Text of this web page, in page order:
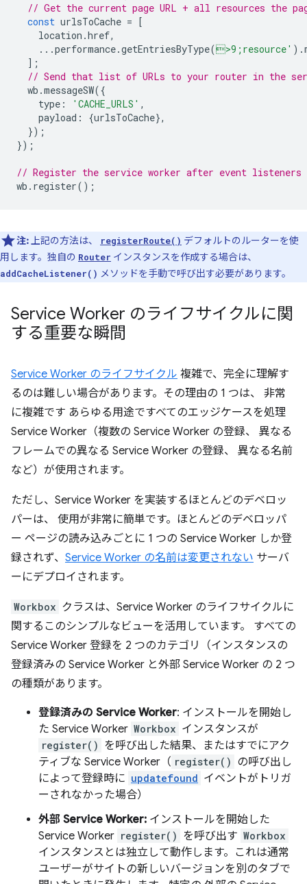
// Get the current page URL + all resources the
const urlsToCache = [
location .href,
...performance.getEntriesByType(>9;resource' ).
];
// Send that list of URLs to your router in the
wb .messageSW({
type : 'CACHE_URLS' ,
payload : {urlsToCache},
});
});
// Register the service worker after event listeners
wb . register();
注:上記の方法は、 registerRoute() デフォルトのルーターを使
用します。独自の Router インスタンスを作成する場合は、
addCacheListener() メソッドを手動で呼び出す必要があります。
Service Worker のライフサイクルに関
する重要な瞬間
Service Worker のライフサイクル 複雑で、完全に理解す
るのは難しい場合があります。その理由の 1 つは、 非常
に複雑です あらゆる用途ですべてのエッジケースを処理
Service Worker（複数の Service Worker の登録、 異なる
フレームでの異なる Service Worker の登録、 異なる名前
など）が使用されます。
ただし、Service Worker を実装するほとんどのデベロッ
パーは、 使用が非常に簡単です。ほとんどのデベロッパ
ー ページの読み込みごとに 1 つの Service Worker しか登
録されず、 Service Worker の名前は変更されない サーバ
ーにデプロイされます。
Workbox クラスは、Service Worker のライフサイクルに
関するこのシンプルなビューを活用しています。 すべての
Service Worker 登録を 2 つのカテゴリ（インスタンスの
登録済みの Service Worker と外部 Service Worker の 2 つ
の種類があります。
登録済みの Service Worker: インストールを開始し
た Service Worker Workbox インスタンスが
register() を呼び出した結果、またはすでにアク
ティブな Service Worker（ register() の呼び出し
によって登録時に updatefound イベントがトリガ
ーされなかった場合）
外部 Service Worker: インストールを開始した
Service Worker register() を呼び出す Workbox
インスタンスとは独立して動作します。これは通常
ユーザーがサイトの新しいバージョンを別のタブで